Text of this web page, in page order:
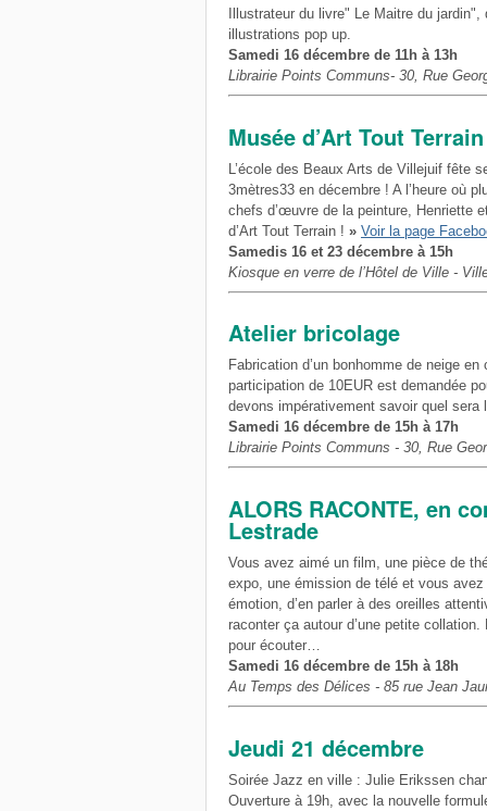
Illustrateur du livre" Le Maitre du
illustrations pop up.
Samedi 16 décembre de 11h à 13h
Librairie Points Communs- 30, Rue
Musée d’Art Tout
L’école des Beaux Arts de Villejuif fête
3mètres33 en décembre ! A l’heure où
chefs d’œuvre de la peinture, Henriette
d’Art Tout Terrain ! » Voir la page
Samedis 16 et 23 décembre à 15h
Kiosque en verre de l’Hôtel de Ville -
Atelier bricolage
Fabrication d’un bonhomme de neige
participation de 10EUR est demandée
devons impérativement savoir quel
Samedi 16 décembre de 15h à 17h
Librairie Points Communs - 30, Rue
ALORS RACONTE, en
Lestrade
Vous avez aimé un film, une pièce de
expo, une émission de télé et vous
émotion, d’en parler à des oreilles
raconter ça autour d’une petite
pour écouter…
Samedi 16 décembre de 15h à 18h
Au Temps des Délices - 85 rue Jean
Jeudi 21 décembre
Soirée Jazz en ville : Julie Erikssen
Ouverture à 19h, avec la nouvelle